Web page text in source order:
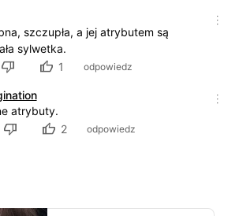
szczupła, a jej atrybutem są
sylwetka.
1 odpowiedz
atrybuty.
2 odpowiedz